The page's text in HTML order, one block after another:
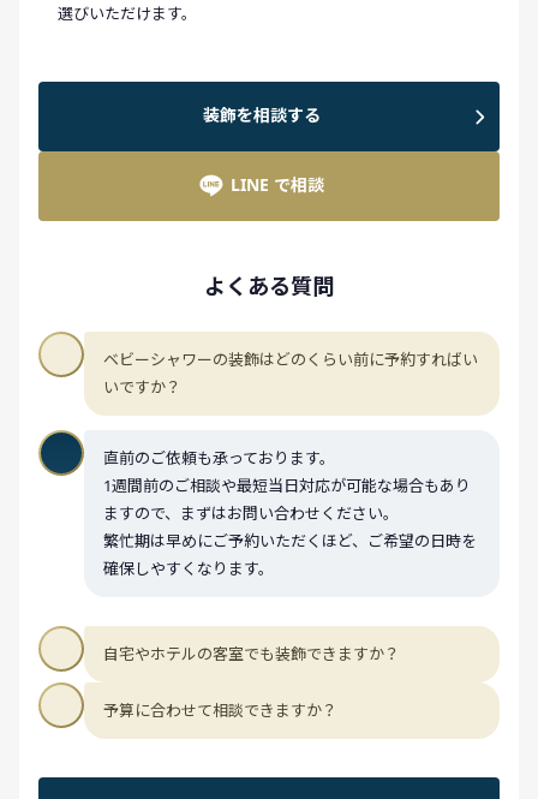
選びいただけます。
装飾を相談する
LINE で相談
よくある質問
ベビーシャワーの装飾はどのくらい前に予約すればい
いですか？
直前のご依頼も承っております。
1週間前のご相談や最短当日対応が可能な場合もあり
ますので、まずはお問い合わせください。
繁忙期は早めにご予約いただくほど、ご希望の日時を
確保しやすくなります。
自宅やホテルの客室でも装飾できますか？
予算に合わせて相談できますか？